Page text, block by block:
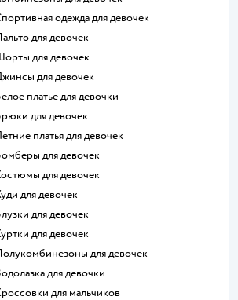
Спортивная одежда для девочек
Пальто для девочек
Шорты для девочек
Джинсы для девочек
Белое платье для девочки
Брюки для девочек
Летние платья для девочек
Бомберы для девочек
Костюмы для девочек
Худи для девочек
Блузки для девочек
Куртки для девочек
Полукомбинезоны для девочек
Водолазка для девочки
Кроссовки для мальчиков